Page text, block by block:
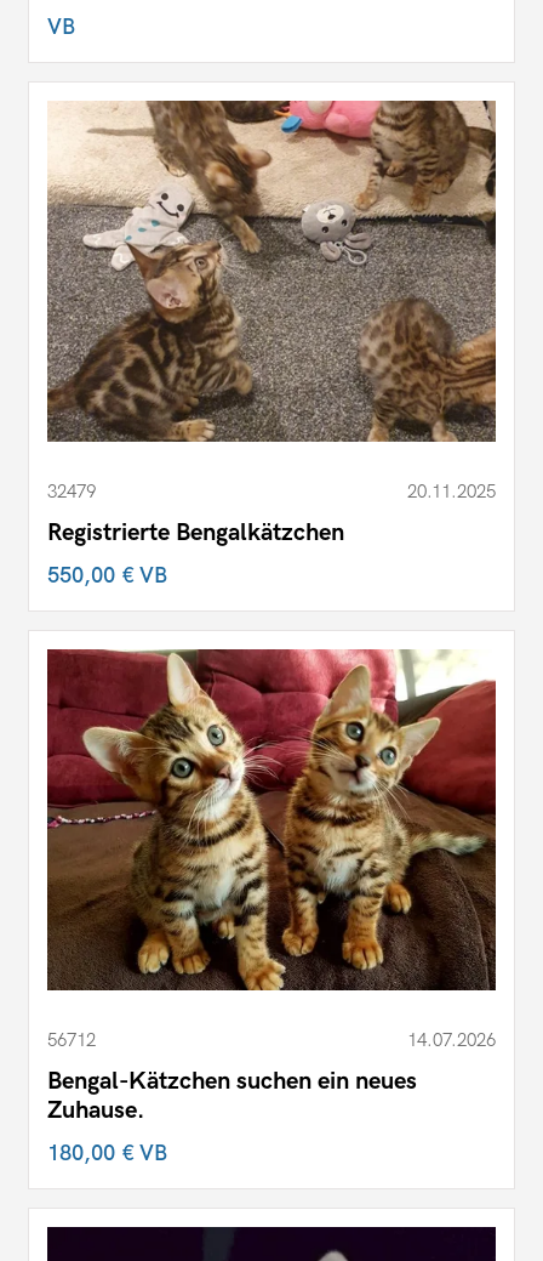
VB
32479 20.11.2025
Registrierte Bengalkätzchen
550,00 €VB
56712 14.07.2026
Bengal-Kätzchen suchen ein neues
Zuhause.
180,00 €VB